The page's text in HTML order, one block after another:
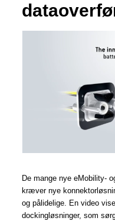
De mange nye eMobility-
kræver nye
og pålidelige. En video
dockingløsninger, som